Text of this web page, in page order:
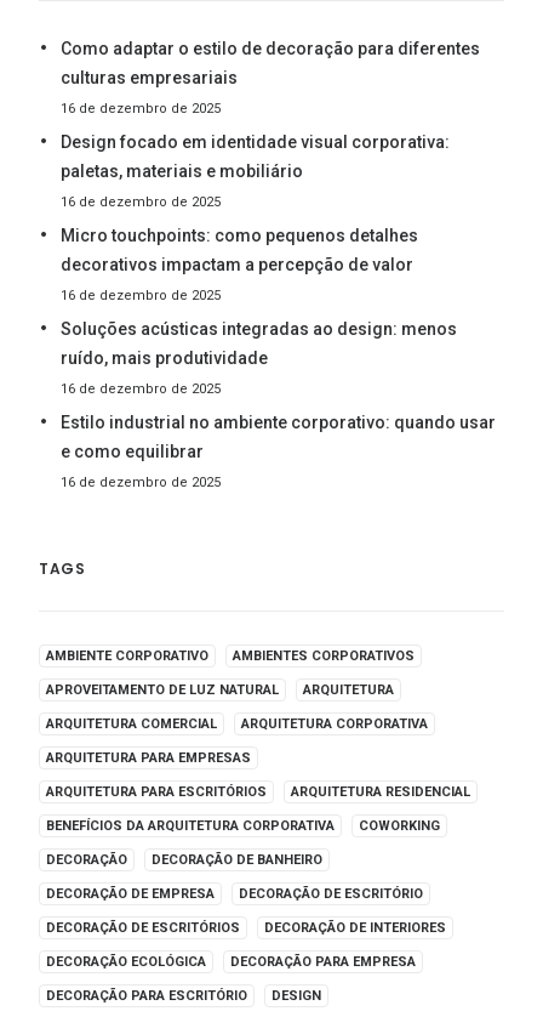
Como adaptar o estilo de decoração para diferentes
culturas empresariais
16 de dezembro de 2025
Design focado em identidade visual corporativa:
paletas, materiais e mobiliário
16 de dezembro de 2025
Micro touchpoints: como pequenos detalhes
decorativos impactam a percepção de valor
16 de dezembro de 2025
Soluções acústicas integradas ao design: menos
ruído, mais produtividade
16 de dezembro de 2025
Estilo industrial no ambiente corporativo: quando usar
e como equilibrar
16 de dezembro de 2025
TAGS
AMBIENTE CORPORATIVO AMBIENTES CORPORATIVOS
APROVEITAMENTO DE LUZ NATURAL ARQUITETURA
ARQUITETURA COMERCIAL ARQUITETURA CORPORATIVA
ARQUITETURA PARA EMPRESAS
ARQUITETURA PARA ESCRITÓRIOS ARQUITETURA RESIDENCIAL
BENEFÍCIOS DA ARQUITETURA CORPORATIVA COWORKING
DECORAÇÃO DECORAÇÃO DE BANHEIRO
DECORAÇÃO DE EMPRESA DECORAÇÃO DE ESCRITÓRIO
DECORAÇÃO DE ESCRITÓRIOS DECORAÇÃO DE INTERIORES
DECORAÇÃO ECOLÓGICA DECORAÇÃO PARA EMPRESA
DECORAÇÃO PARA ESCRITÓRIO DESIGN